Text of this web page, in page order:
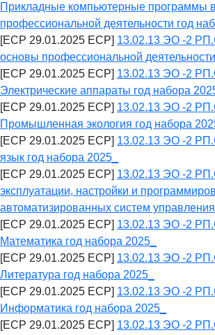
Прикладные компьютерные программы в
профессиональной деятельности год
[ECP 29.01.2025 ECP] 13.02.13 ЭО -2
основы профессиональной деятельности
[ECP 29.01.2025 ECP] 13.02.13 ЭО -2
Электрические аппараты год набора
[ECP 29.01.2025 ECP] 13.02.13 ЭО -2
Промышленная экология год набора
[ECP 29.01.2025 ECP] 13.02.13 ЭО -2
язык год набора 2025_
[ECP 29.01.2025 ECP] 13.02.13 ЭО -2
эксплуатации, настройки и
автоматизированных систем управления
[ECP 29.01.2025 ECP] 13.02.13 ЭО -2
Математика год набора 2025_
[ECP 29.01.2025 ECP] 13.02.13 ЭО -2
Литература год набора 2025_
[ECP 29.01.2025 ECP] 13.02.13 ЭО -2
Информатика год набора 2025_
[ECP 29.01.2025 ECP] 13.02.13 ЭО -2